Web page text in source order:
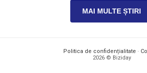
MAI MULTE ȘTIRI
Politica de confidențialitate ·
2026 © Biziday